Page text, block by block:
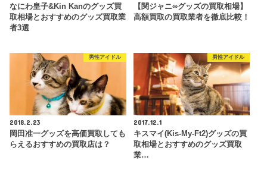
なにわ皇子&Kin Kanのグッズ買
取相場とおすすめのグッズ買取業
者3選
【関ジャニ∞グッズの買取相場】
高額買取の買取業者を徹底比較！
男性アイドル
2018.2.23
岡田准一グッズを高価買取しても
らえるおすすめの買取店は？
男性アイドル
2017.12.1
キスマイ(Kis-My-Ft2)グッズの買
取相場とおすすめのグッズ買取
業…